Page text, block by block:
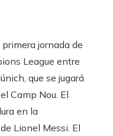
jornada de
League entre
que se jugará
Camp Nou. El
en la
Lionel Messi. El